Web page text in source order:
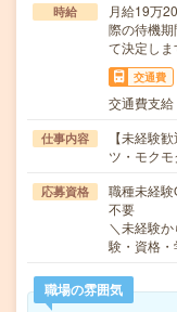
時給
月給19万
際の待機
て決定しま
交通費
交通費支給
仕事内容
【未経験
ツ・モク
応募資格
職種未経験
不要
＼未経験
験・資格
職場の雰囲気